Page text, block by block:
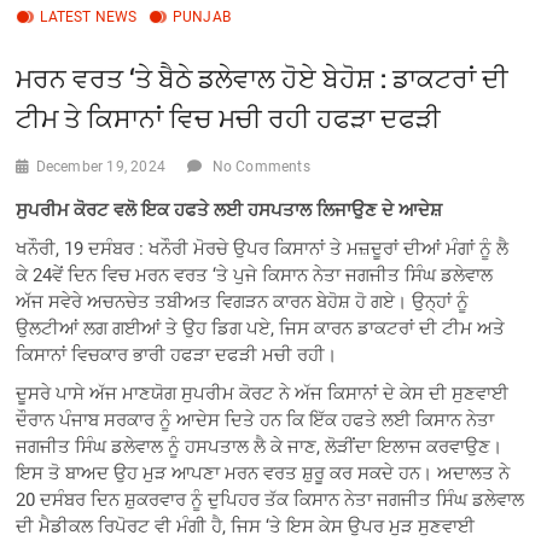
LATEST NEWS PUNJAB
ਮਰਨ ਵਰਤ ‘ਤੇ ਬੈਠੇ ਡਲੇਵਾਲ ਹੋਏ ਬੇਹੋਸ਼ : ਡਾਕਟਰਾਂ ਦੀ
ਟੀਮ ਤੇ ਕਿਸਾਨਾਂ ਵਿਚ ਮਚੀ ਰਹੀ ਹਫੜਾ ਦਫੜੀ
December 19, 2024 No Comments
ਸੁਪਰੀਮ ਕੋਰਟ ਵਲੋ ਇਕ ਹਫਤੇ ਲਈ ਹਸਪਤਾਲ ਲਿਜਾਉਣ ਦੇ ਆਦੇਸ਼
ਖਨੌਰੀ, 19 ਦਸੰਬਰ : ਖਨੌਰੀ ਮੋਰਚੇ ਉਪਰ ਕਿਸਾਨਾਂ ਤੇ ਮਜ਼ਦੂਰਾਂ ਦੀਆਂ ਮੰਗਾਂ ਨੂੰ ਲੈ
ਕੇ 24ਵੇਂ ਦਿਨ ਵਿਚ ਮਰਨ ਵਰਤ ‘ਤੇ ਪੁਜੇ ਕਿਸਾਨ ਨੇਤਾ ਜਗਜੀਤ ਸਿੰਘ ਡਲੇਵਾਲ
ਅੱਜ ਸਵੇਰੇ ਅਚਨਚੇਤ ਤਬੀਅਤ ਵਿਗੜਨ ਕਾਰਨ ਬੇਹੋਸ਼ ਹੋ ਗਏ। ਉਨ੍ਹਾਂ ਨੂੰ
ਉਲਟੀਆਂ ਲਗ ਗਈਆਂ ਤੇ ਉਹ ਡਿਗ ਪਏ, ਜਿਸ ਕਾਰਨ ਡਾਕਟਰਾਂ ਦੀ ਟੀਮ ਅਤੇ
ਕਿਸਾਨਾਂ ਵਿਚਕਾਰ ਭਾਰੀ ਹਫੜਾ ਦਫੜੀ ਮਚੀ ਰਹੀ।
ਦੂਸਰੇ ਪਾਸੇ ਅੱਜ ਮਾਣਯੋਗ ਸੁਪਰੀਮ ਕੋਰਟ ਨੇ ਅੱਜ ਕਿਸਾਨਾਂ ਦੇ ਕੇਸ ਦੀ ਸੁਣਵਾਈ
ਦੌਰਾਨ ਪੰਜਾਬ ਸਰਕਾਰ ਨੂੰ ਆਦੇਸ ਦਿਤੇ ਹਨ ਕਿ ਇੱਕ ਹਫਤੇ ਲਈ ਕਿਸਾਨ ਨੇਤਾ
ਜਗਜੀਤ ਸਿੰਘ ਡਲੇਵਾਲ ਨੂੰ ਹਸਪਤਾਲ ਲੈ ਕੇ ਜਾਣ, ਲੋੜੀਂਦਾ ਇਲਾਜ ਕਰਵਾਉਣ।
ਇਸ ਤੋ ਬਾਅਦ ਉਹ ਮੁੜ ਆਪਣਾ ਮਰਨ ਵਰਤ ਸ਼ੁਰੂ ਕਰ ਸਕਦੇ ਹਨ। ਅਦਾਲਤ ਨੇ
20 ਦਸੰਬਰ ਦਿਨ ਸ਼ੁਕਰਵਾਰ ਨੂੰ ਦੁਪਿਹਰ ਤੱਕ ਕਿਸਾਨ ਨੇਤਾ ਜਗਜੀਤ ਸਿੰਘ ਡਲੇਵਾਲ
ਦੀ ਮੈਡੀਕਲ ਰਿਪੋਰਟ ਵੀ ਮੰਗੀ ਹੈ, ਜਿਸ ‘ਤੇ ਇਸ ਕੇਸ ਉਪਰ ਮੁੜ ਸੁਣਵਾਈ